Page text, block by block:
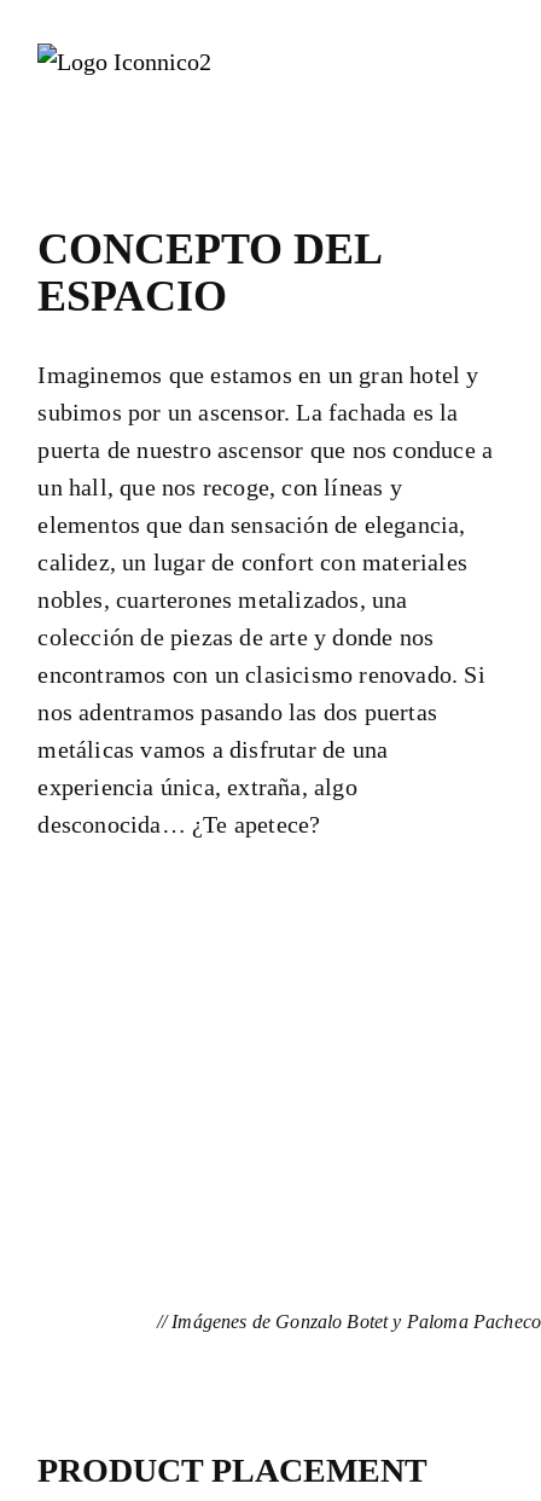
CONCEPTO DEL
ESPACIO
Imaginemos que estamos en un gran hotel y
subimos por un ascensor. La fachada es la
puerta de nuestro ascensor que nos conduce a
un hall, que nos recoge, con líneas y
elementos que dan sensación de elegancia,
calidez, un lugar de confort con materiales
nobles, cuarterones metalizados, una
colección de piezas de arte y donde nos
encontramos con un clasicismo renovado. Si
nos adentramos pasando las dos puertas
metálicas vamos a disfrutar de una
experiencia única, extraña, algo
desconocida… ¿Te apetece?
// Imágenes de Gonzalo Botet y Paloma Pacheco
PRODUCT PLACEMENT